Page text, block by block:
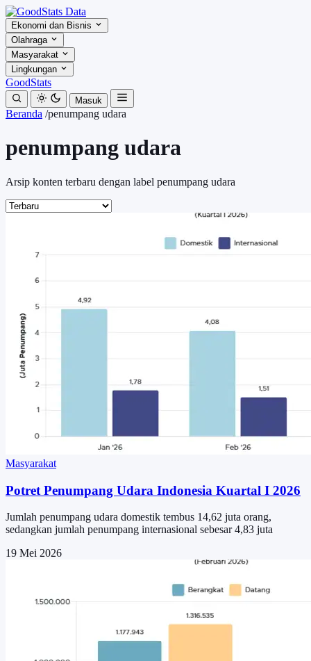
Ekonomi dan Bisnis
Olahraga
Masyarakat
Lingkungan
GoodStats
Masuk
Beranda /penumpang udara
penumpang udara
Arsip konten terbaru dengan label penumpang udara
Masyarakat
Potret Penumpang Udara Indonesia Kuartal I 2026
Jumlah penumpang udara domestik tembus 14,62 juta orang,
sedangkan jumlah penumpang internasional sebesar 4,83 juta
19 Mei 2026